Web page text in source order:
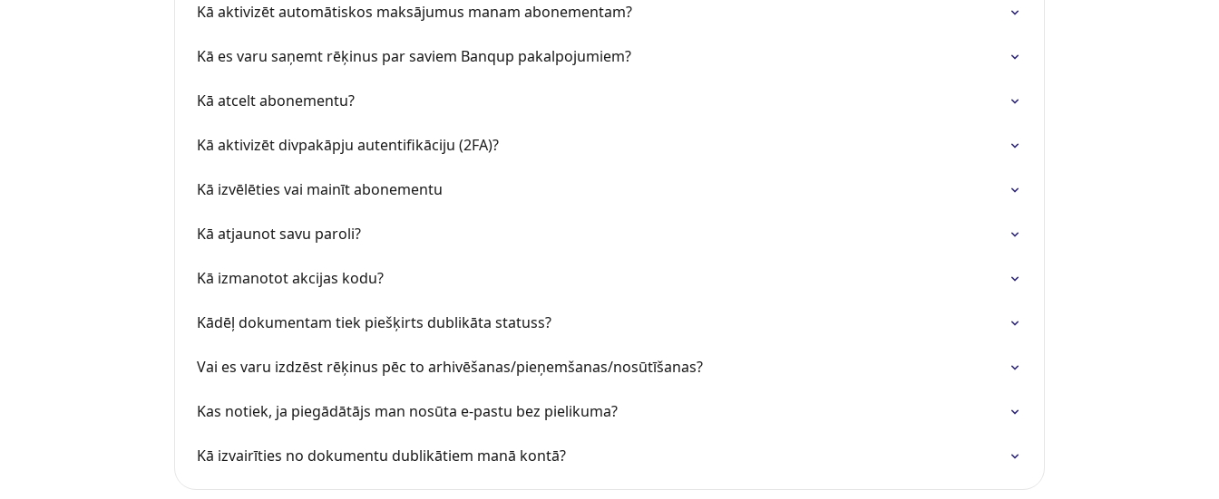
Kā aktivizēt automātiskos maksājumus manam abonementam?
Kā es varu saņemt rēķinus par saviem Banqup pakalpojumiem?
Kā atcelt abonementu?
Kā aktivizēt divpakāpju autentifikāciju (2FA)?
Kā izvēlēties vai mainīt abonementu
Kā atjaunot savu paroli?
Kā izmanotot akcijas kodu?
Kādēļ dokumentam tiek piešķirts dublikāta statuss?
Vai es varu izdzēst rēķinus pēc to arhivēšanas/pieņemšanas/nosūtīšanas?
Kas notiek, ja piegādātājs man nosūta e-pastu bez pielikuma?
Kā izvairīties no dokumentu dublikātiem manā kontā?